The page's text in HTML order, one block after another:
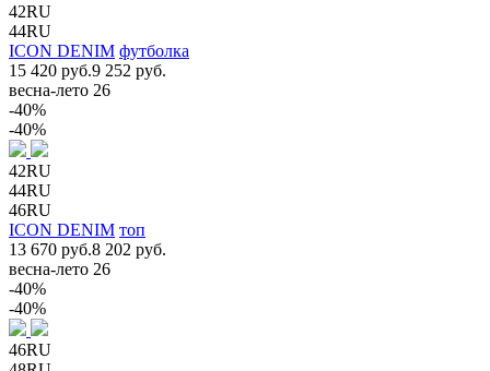
42RU
44RU
ICON DENIM футболка
15 420 руб.9 252 руб.
весна-лето 26
-40%
-40%
42RU
44RU
46RU
ICON DENIM топ
13 670 руб.8 202 руб.
весна-лето 26
-40%
-40%
46RU